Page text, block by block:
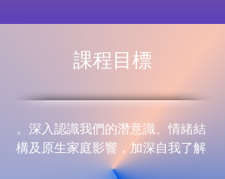
課​程目標
。深入認識我們的潛意識、情緒結
構及原生家庭影響，加深自我了解